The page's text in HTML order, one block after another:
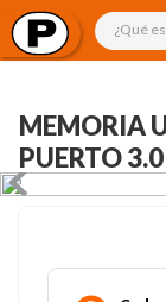
¿Qué
MEMORIA
PUERTO 3.0